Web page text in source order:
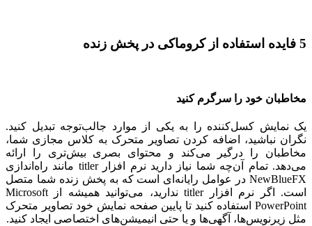
5 فایده استفاده از کروماکی در پخش زنده
مخاطبان خود را سرگرم کنید
یک نمایش کسل‌کننده را به یکی از موارد جالب‌توجه تبدیل کنید.
نگران نباشید، اضافه کردن تصاویر متحرک به کلاس مجازی شما،
مخاطبان را درگیر می‌کند و محتوای بصری بیش‌تری را ارائه
می‌دهد. تمام آن‌چه شما نیاز دارید نرم افزار titler مانند راه‌اندازی
NewBlueFX در عوامل رایانه‌ای است که به پخش زنده شما متصل
است. اگر نرم افزار titler ندارید، می‌توانید همیشه از Microsoft
PowerPoint استفاده کنید تا پایین صفحه نمایش خود تصاویر متحرک
مثل زیرنویس‌ها، آگهی‌ها و یا حتی انیمیشن‌های اختصاصی ایجاد کنید.